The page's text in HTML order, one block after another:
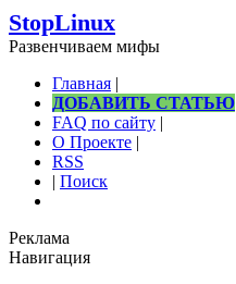
StopLinux
Развенчиваем мифы
Главная |
ДОБАВИТЬ СТАТЬЮ
FAQ по сайту |
О Проекте |
RSS
| Поиск
Реклама
Навигация